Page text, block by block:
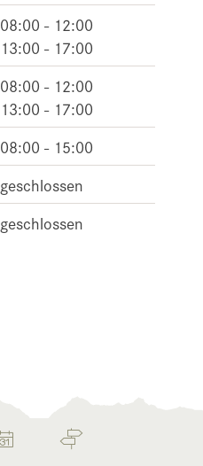
08:00 - 12:00
13:00 - 17:00
08:00 - 12:00
13:00 - 17:00
08:00 - 15:00
geschlossen
geschlossen